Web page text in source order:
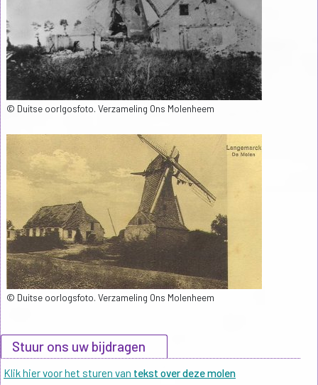
© Duitse oorlgosfoto. Verzameling Ons Molenheem
© Duitse oorlogsfoto. Verzameling Ons Molenheem
Stuur ons uw bijdragen
Klik hier voor het sturen van tekst over deze molen